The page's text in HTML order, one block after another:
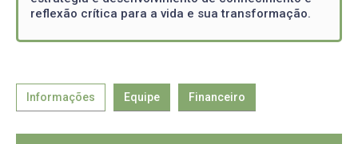
reflexão crítica para a vida e sua transformação.
Informações Equipe Financeiro